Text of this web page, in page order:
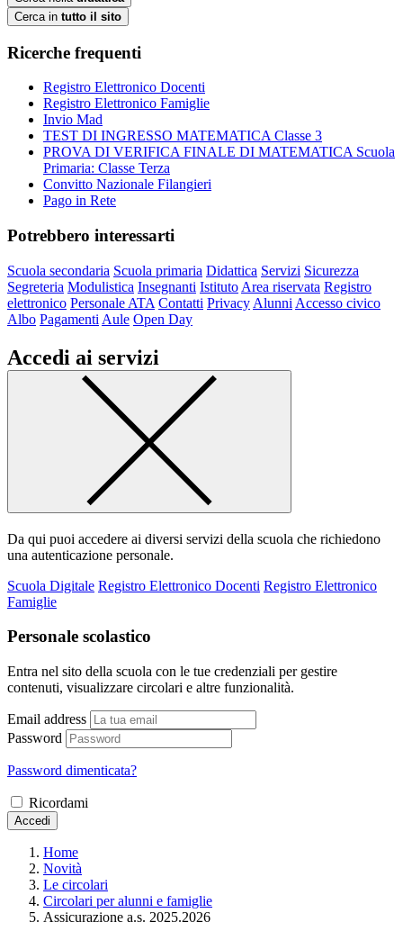
Cerca in tutto il sito
Ricerche frequenti
Registro Elettronico Docenti
Registro Elettronico Famiglie
Invio Mad
TEST DI INGRESSO MATEMATICA Classe 3
PROVA DI VERIFICA FINALE DI MATEMATICA Scuola
Primaria: Classe Terza
Convitto Nazionale Filangieri
Pago in Rete
Potrebbero interessarti
Scuola secondaria Scuola primaria Didattica Servizi Sicurezza
Segreteria Modulistica Insegnanti Istituto Area riservata Registro
elettronico Personale ATA Contatti Privacy Alunni Accesso civico
Albo Pagamenti Aule Open Day
Accedi ai servizi
Da qui puoi accedere ai diversi servizi della scuola che richiedono
una autenticazione personale.
Scuola Digitale Registro Elettronico Docenti Registro Elettronico
Famiglie
Personale scolastico
Entra nel sito della scuola con le tue credenziali per gestire
contenuti, visualizzare circolari e altre funzionalità.
Email address
Password
Password dimenticata?
Ricordami
Accedi
Home
Novità
Le circolari
Circolari per alunni e famiglie
Assicurazione a.s. 2025.2026